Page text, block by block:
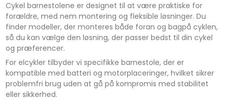
Cykel barnestolene er designet til at være praktiske for
forældre, med nem montering og fleksible løsninger. Du
finder modeller, der monteres både foran og bagpå cyklen,
så du kan vælge den løsning, der passer bedst til din cykel
og præferencer.
For elcykler tilbyder vi specifikke barnestole, der er
kompatible med batteri og motorplaceringer, hvilket sikrer
problemfri brug uden at gå på kompromis med stabilitet
eller sikkerhed.